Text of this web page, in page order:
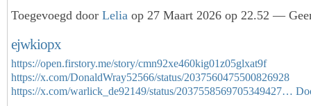
Toegevoegd door Lelia op 27 Maart 2026 op 22.52 —
ejwkiopx
https://open.firstory.me/story/cmn92xe460kig01z05glxat9f
https://x.com/DonaldWray52566/status/2037560475500826928
https://x.com/warlick_de92149/status/2037558569705349427…